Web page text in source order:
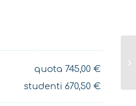
quota 745,00 €
studenti 670,50 €